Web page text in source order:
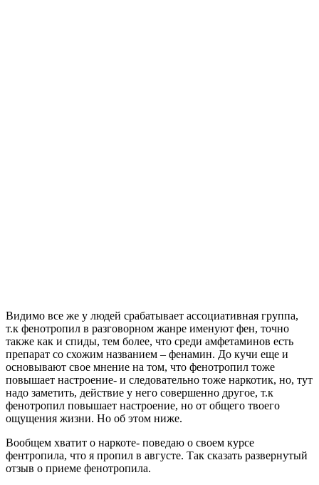
Видимо все же у людей срабатывает ассоциативная группа,
т.к фенотропил в разговорном жанре именуют фен, точно
также как и спиды, тем более, что среди амфетаминов есть
препарат со схожим названием – фенамин. До кучи еще и
основывают свое мнение на том, что фенотропил тоже
повышает настроение- и следовательно тоже наркотик, но, тут
надо заметить, действие у него совершенно другое, т.к
фенотропил повышает настроение, но от общего твоего
ощущения жизни. Но об этом ниже.
Вообщем хватит о наркоте- поведаю о своем курсе
фентропила, что я пропил в августе. Так сказать развернутый
отзыв о приеме фенотропила.